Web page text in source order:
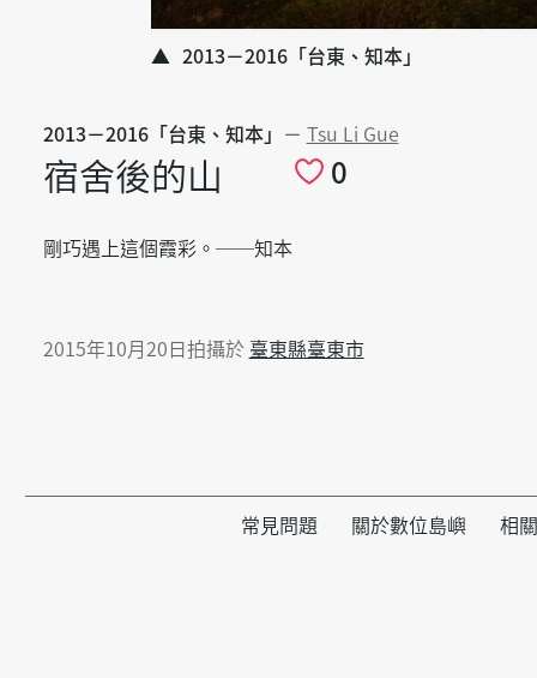
2013－2016「台東、知本」
2013－2016「台東、知本」 － Tsu Li Gue
宿舍後的山 0
剛巧遇上這個霞彩。──知本
2015年10月20日拍攝於 臺東縣臺東市
常見問題 關於數位島嶼 相